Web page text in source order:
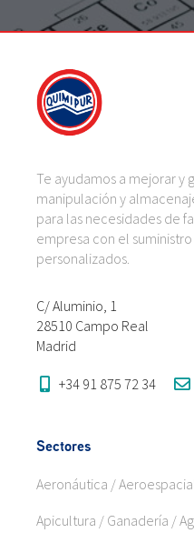
Te ayudamos a mejorar y
manipulación y
para las necesidades de
empresa con el
personalizados.
C/ Aluminio, 1
28510 Campo Real
Madrid
+34 91 875 72 34
Sectores
Aeronáutica / Aeroespacial
Apicultura / Ganadería /